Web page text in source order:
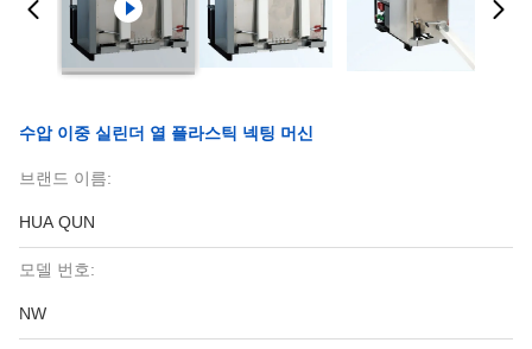
수압 이중 실린더 열 플라스틱 넥팅 머신
브랜드 이름:
HUA QUN
모델 번호:
NW